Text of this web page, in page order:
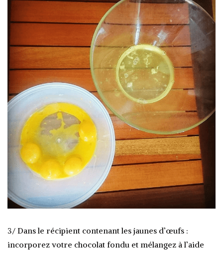
3/ Dans le récipient contenant les jaunes d’œufs :
incorporez votre chocolat fondu et mélangez à l’aide